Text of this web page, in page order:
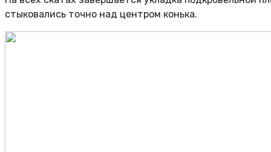
стыковались точно над центром конька.